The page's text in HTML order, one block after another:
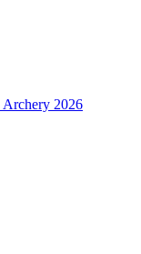
Archery 2026